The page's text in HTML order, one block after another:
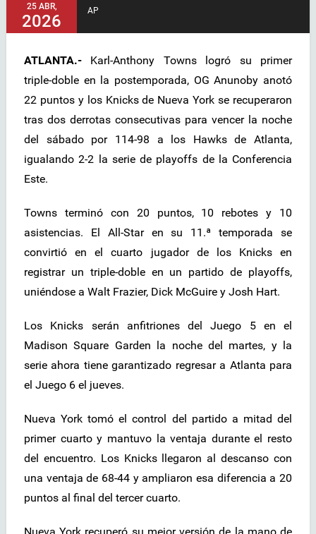
25 ABR,
2026
AP
ATLANTA.- Karl-Anthony Towns logró su primer
triple-doble en la postemporada, OG Anunoby anotó
22 puntos y los Knicks de Nueva York se recuperaron
tras dos derrotas consecutivas para vencer la noche
del sábado por 114-98 a los Hawks de Atlanta,
igualando 2-2 la serie de playoffs de la Conferencia
Este.
Towns terminó con 20 puntos, 10 rebotes y 10
asistencias. El All-Star en su 11.ª temporada se
convirtió en el cuarto jugador de los Knicks en
registrar un triple-doble en un partido de playoffs,
uniéndose a Walt Frazier, Dick McGuire y Josh Hart.
Los Knicks serán anfitriones del Juego 5 en el
Madison Square Garden la noche del martes, y la
serie ahora tiene garantizado regresar a Atlanta para
el Juego 6 el jueves.
Nueva York tomó el control del partido a mitad del
primer cuarto y mantuvo la ventaja durante el resto
del encuentro. Los Knicks llegaron al descanso con
una ventaja de 68-44 y ampliaron esa diferencia a 20
puntos al final del tercer cuarto.